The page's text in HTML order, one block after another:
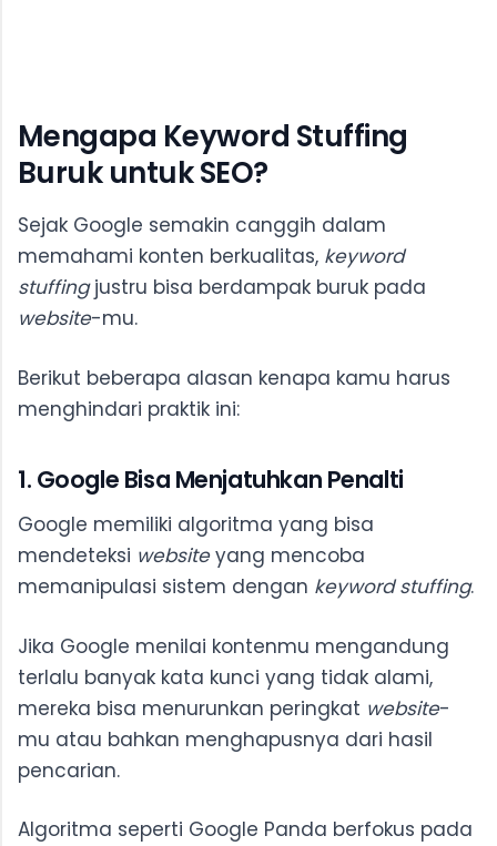
Mengapa Keyword Stuffing
Buruk untuk SEO?
Sejak Google semakin canggih dalam
memahami konten berkualitas, keyword
stuffingjustru bisa berdampak buruk pada
website-mu.
Berikut beberapa alasan kenapa kamu harus
menghindari praktik ini:
1. Google Bisa Menjatuhkan Penalti
Google memiliki algoritma yang bisa
mendeteksi websiteyang mencoba
memanipulasi sistem dengan keyword stuffing.
Jika Google menilai kontenmu mengandung
terlalu banyak kata kunci yang tidak alami,
mereka bisa menurunkan peringkat website-
mu atau bahkan menghapusnya dari hasil
pencarian.
Algoritma seperti Google Panda berfokus pada